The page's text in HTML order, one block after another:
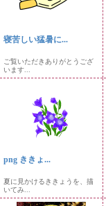
寝苦しい猛暑に...
ご覧いただきありがとうござ
います...
png ききょ...
夏に見かけるききょうを、描
いてみ...